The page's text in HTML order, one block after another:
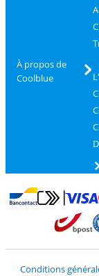
À propos de
Coolblue
Payer avecPayer avec
Conditions